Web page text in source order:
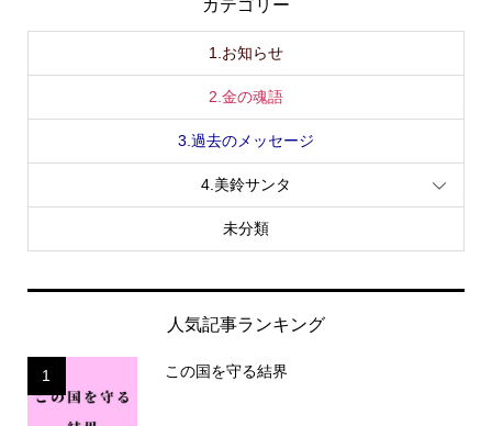
1.お知らせ
2.金の魂語
3.過去のメッセージ
4.美鈴サンタ
未分類
人気記事ランキング
1 この国を守る結界